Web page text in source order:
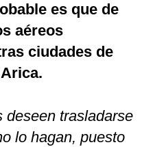
es que de
aéreos
ciudades de
deseen trasladarse
lo hagan, puesto